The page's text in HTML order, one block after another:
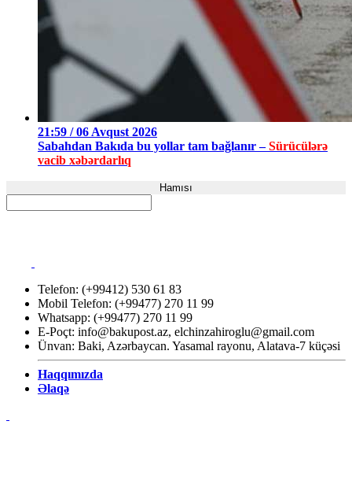
21:59 / 06 Avqust 2026
Sabahdan Bakıda bu yollar tam bağlanır –Sürücülərə
vacib xəbərdarlıq
Hamısı
Telefon: (+99412) 530 61 83
Mobil Telefon: (+99477) 270 11 99
Whatsapp: (+99477) 270 11 99
E-Poçt: info@bakupost.az, elchinzahiroglu@gmail.com
Ünvan: Baki, Azərbaycan. Yasamal rayonu, Alatava-7 küçəsi
Haqqımızda
Əlaqə